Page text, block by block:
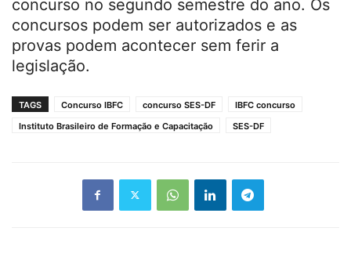
concurso no segundo semestre do ano. Os
concursos podem ser autorizados e as
provas podem acontecer sem ferir a
legislação.
TAGS Concurso IBFC concurso SES-DF
IBFC concurso
Instituto Brasileiro de Formação e Capacitação
SES-DF